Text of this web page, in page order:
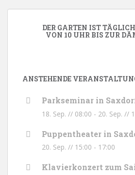
DER GARTEN IST
VON 10 UHR BIS ZUR
ANSTEHENDE
Parkseminar in
18. Sep. // 08:00 - 20. Sep. //
Puppentheater in
20. Sep. // 15:00 - 17:00
Klavierkonzert zum